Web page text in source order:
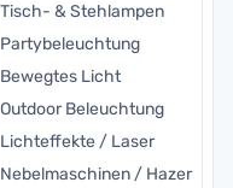
Tisch- & Stehlampen
Partybeleuchtung
Bewegtes Licht
Outdoor Beleuchtung
Lichteffekte / Laser
Nebelmaschinen / Hazer